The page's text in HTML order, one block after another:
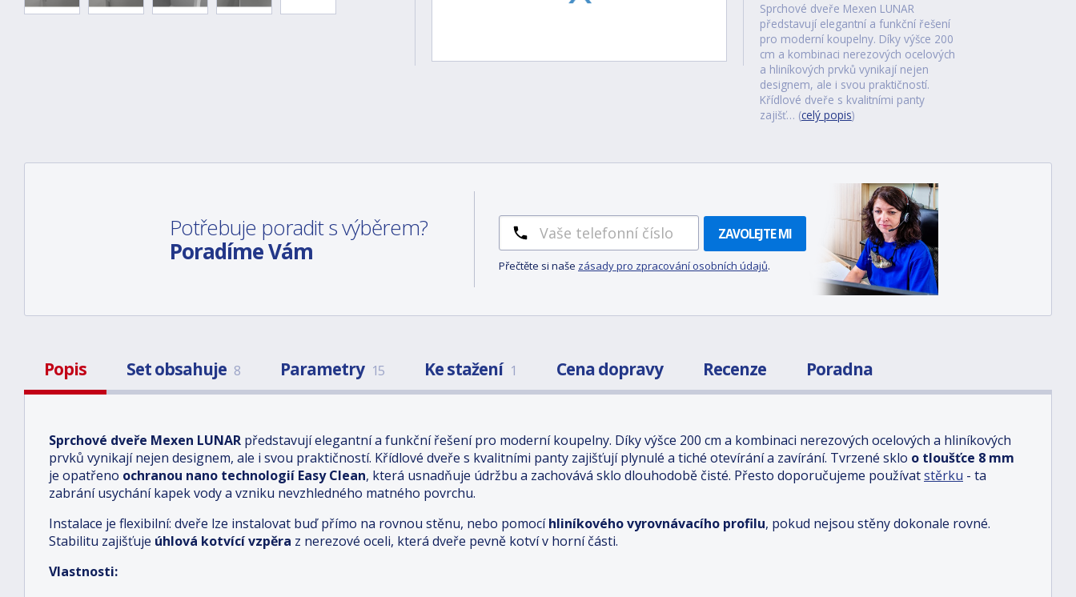
Sprchové dveře Mexen LUNAR
představují elegantní a funkční řešení
pro moderní koupelny. Díky výšce 200
cm a kombinaci nerezových ocelových
a hliníkových prvků vynikají nejen
designem, ale i svou praktičností.
Křídlové dveře s kvalitními panty
zajišť… (celý popis)
Potřebuje poradit s výběrem?
Poradíme Vám
ZAVOLEJTE MI
Přečtěte si naše zásady pro zpracování osobních údajů.
Popis Set obsahuje 8 Parametry 15 Ke stažení 1 Cena dopravy Recenze Poradna
Sprchové dveře Mexen LUNAR představují elegantní a funkční řešení pro moderní koupelny. Díky výšce 200 cm a kombinaci nerezových ocelových a hliníkových
prvků vynikají nejen designem, ale i svou praktičností. Křídlové dveře s kvalitními panty zajišťují plynulé a tiché otevírání a zavírání. Tvrzené sklo o tloušťce 8 mm
je opatřeno ochranou nano technologií Easy Clean, která usnadňuje údržbu a zachovává sklo dlouhodobě čisté. Přesto doporučujeme používatstěrku - ta
zabrání usychání kapek vody a vzniku nevzhledného matného povrchu.
Instalace je flexibilní: dveře lze instalovat buď přímo na rovnou stěnu, nebo pomocí hliníkového vyrovnávacího profilu, pokud nejsou stěny dokonale rovné.
Stabilitu zajišťuje úhlová kotvící vzpěra z nerezové oceli, která dveře pevně kotví v horní části.
Vlastnosti: